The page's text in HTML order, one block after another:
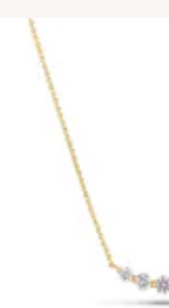
Kleurselectie